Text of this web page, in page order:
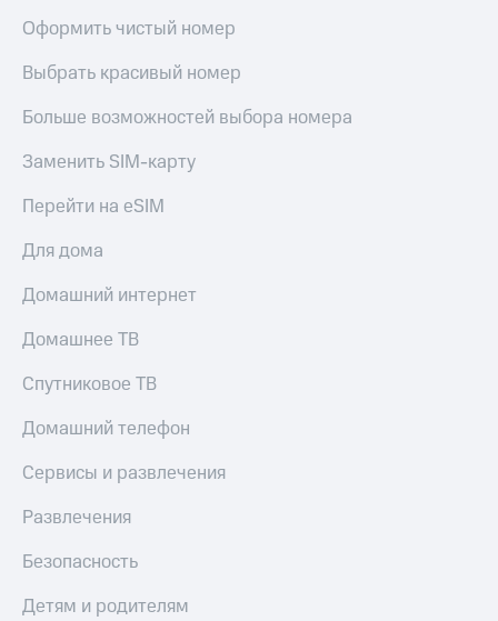
Оформить чистый номер
Выбрать красивый номер
Больше возможностей выбора номера
Заменить SIM-карту
Перейти на eSIM
Для дома
Домашний интернет
Домашнее ТВ
Спутниковое ТВ
Домашний телефон
Сервисы и развлечения
Развлечения
Безопасность
Детям и родителям